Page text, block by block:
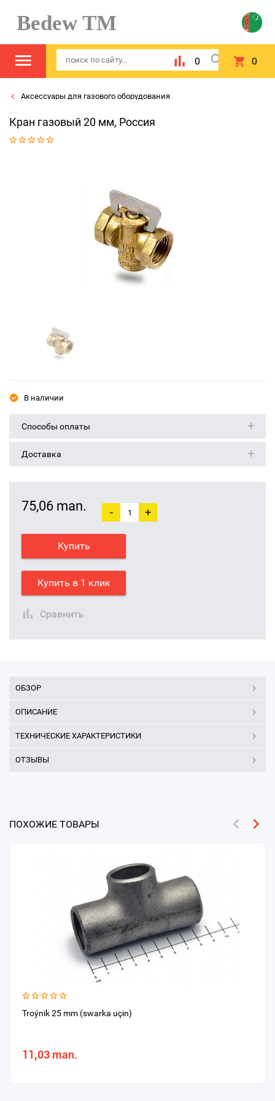
Bedew TM
0 0
Аксессуары для газового оборудования
Кран газовый 20 мм, Россия
В наличии
Способы оплаты
Доставка
75,06 man. - +
Купить
Купить в 1 клик
Сравнить
ОБЗОР
ОПИСАНИЕ
ТЕХНИЧЕСКИЕ ХАРАКТЕРИСТИКИ
ОТЗЫВЫ
ПОХОЖИЕ ТОВАРЫ
Troýnik 25 mm (swarka uçin)
11,03 man.